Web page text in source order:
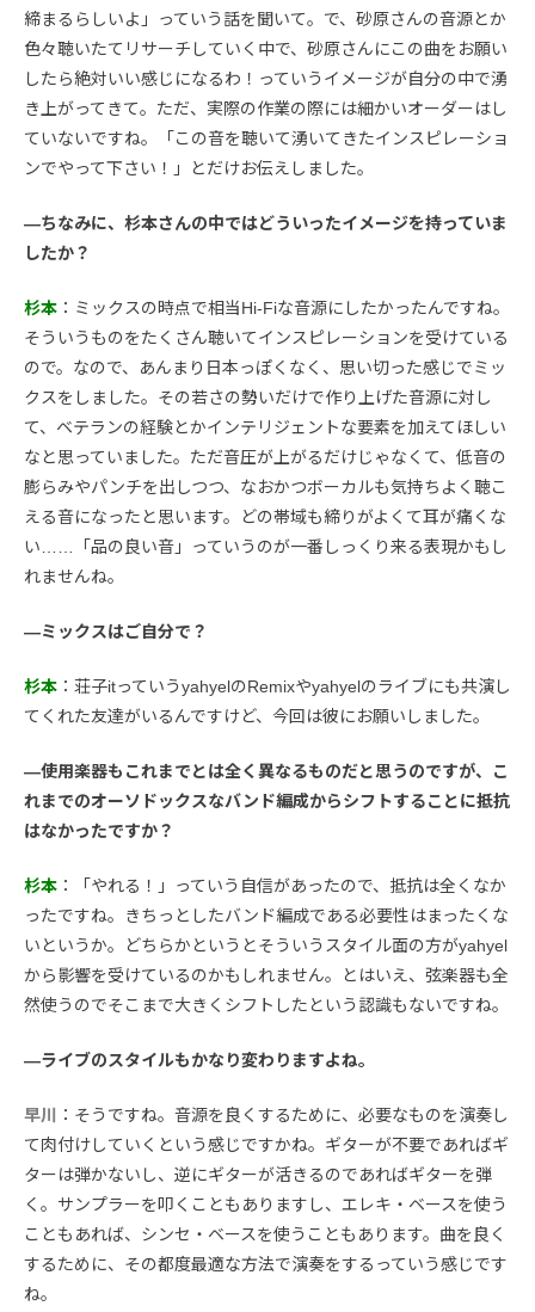
締まるらしいよ」っていう話を聞いて。で、砂原さんの音源とか
色々聴いたてリサーチしていく中で、砂原さんにこの曲をお願い
したら絶対いい感じになるわ！っていうイメージが自分の中で湧
き上がってきて。ただ、実際の作業の際には細かいオーダーはし
ていないですね。「この音を聴いて湧いてきたインスピレーショ
ンでやって下さい！」とだけお伝えしました。
―ちなみに、杉本さんの中ではどういったイメージを持っていま
したか？
杉本 ：ミックスの時点で相当Hi-Fiな音源にしたかったんですね。
そういうものをたくさん聴いてインスピレーションを受けている
ので。なので、あんまり日本っぽくなく、思い切った感じでミッ
クスをしました。その若さの勢いだけで作り上げた音源に対し
て、ベテランの経験とかインテリジェントな要素を加えてほしい
なと思っていました。ただ音圧が上がるだけじゃなくて、低音の
膨らみやパンチを出しつつ、なおかつボーカルも気持ちよく聴こ
える音になったと思います。どの帯域も締りがよくて耳が痛くな
い……「品の良い音」っていうのが一番しっくり来る表現かもし
れませんね。
―ミックスはご自分で？
杉本 ：荘子itっていうyahyelのRemixやyahyelのライブにも共演し
てくれた友達がいるんですけど、今回は彼にお願いしました。
―使用楽器もこれまでとは全く異なるものだと思うのですが、こ
れまでのオーソドックスなバンド編成からシフトすることに抵抗
はなかったですか？
杉本 ：「やれる！」っていう自信があったので、抵抗は全くなか
ったですね。きちっとしたバンド編成である必要性はまったくな
いというか。どちらかというとそういうスタイル面の方がyahyel
から影響を受けているのかもしれません。とはいえ、弦楽器も全
然使うのでそこまで大きくシフトしたという認識もないですね。
―ライブのスタイルもかなり変わりますよね。
早川
：そうですね。音源を良くするために、必要なものを演奏し
て肉付けしていくという感じですかね。ギターが不要であればギ
ターは弾かないし、逆にギターが活きるのであればギターを弾
く。サンプラーを叩くこともありますし、エレキ・ベースを使う
こともあれば、シンセ・ベースを使うこともあります。曲を良く
するために、その都度最適な方法で演奏をするっていう感じです
ね。